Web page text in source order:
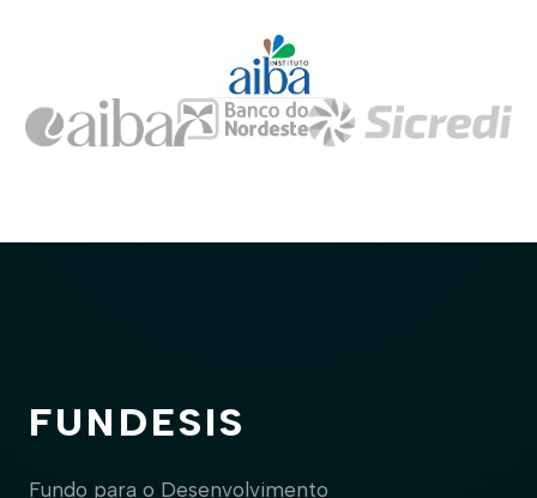
FUNDESIS
Fundo para o Desenvolvimento